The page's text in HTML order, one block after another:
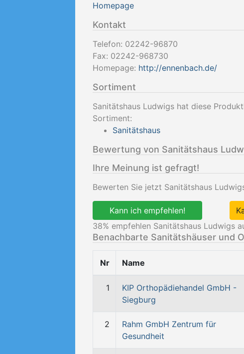
Homepage
Kontakt
Telefon: 02242-96870
Fax: 02242-968730
Homepage: http://ennenbach.de/
Sortiment
Sanitätshaus Ludwigs hat diese
Sortiment:
Sanitätshaus
Bewertung von Sanitätshaus
Ihre Meinung ist gefragt!
Bewerten Sie jetzt Sanitätshaus
Kann ich empfehlen!
38% empfehlen Sanitätshaus Ludwigs
Benachbarte Sanitätshäuser und
Nr Name
1
KIP Orthopädiehandel GmbH -
Siegburg
2
Rahm GmbH Zentrum für
Gesundheit